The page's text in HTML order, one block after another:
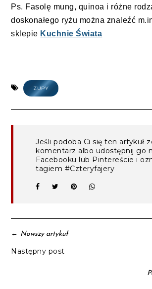
Ps. Fasolę mung, quinoa i różne
doskonałego ryżu można znaleźć
sklepie Kuchnie Świata
ZUPY
Jeśli podoba Ci się ten artykuł
komentarz albo udostępnij go
Facebooku lub Pintereście i
tagiem #Czteryfajery
← Nowszy artykuł
Następny post